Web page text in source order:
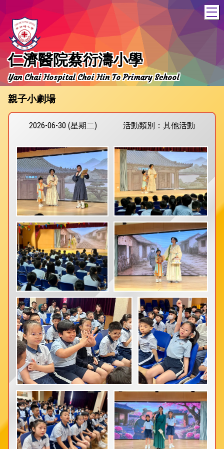
仁濟醫院蔡衍濤小學
Yan Chai Hospital Choi Hin To Primary School
親子小劇場
2026-06-30 (星期二) 活動類別：其他活動